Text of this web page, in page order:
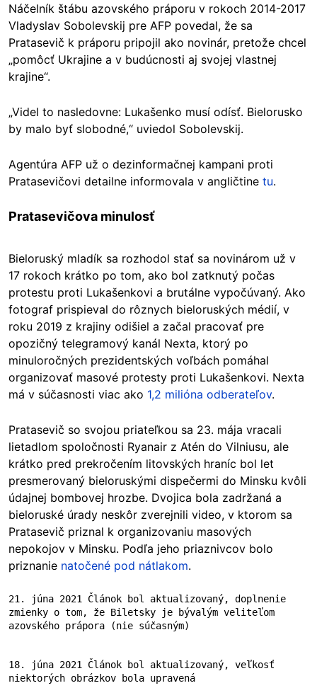
Náčelník štábu azovského práporu v rokoch 2014-2017
Vladyslav Sobolevskij pre AFP povedal, že sa
Pratasevič k práporu pripojil ako novinár, pretože chcel
„pomôcť Ukrajine a v budúcnosti aj svojej vlastnej
krajine“.
„Videl to nasledovne: Lukašenko musí odísť. Bielorusko
by malo byť slobodné,“ uviedol Sobolevskij.
Agentúra AFP už o dezinformačnej kampani proti
Pratasevičovi detailne informovala v angličtine tu.
Pratasevičova minulosť
Bieloruský mladík sa rozhodol stať sa novinárom už v
17 rokoch krátko po tom, ako bol zatknutý počas
protestu proti Lukašenkovi a brutálne vypočúvaný. Ako
fotograf prispieval do rôznych bieloruských médií, v
roku 2019 z krajiny odišiel a začal pracovať pre
opozičný telegramový kanál Nexta, ktorý po
minuloročných prezidentských voľbách pomáhal
organizovať masové protesty proti Lukašenkovi. Nexta
má v súčasnosti viac ako 1,2 milióna odberateľov.
Pratasevič so svojou priateľkou sa 23. mája vracali
lietadlom spoločnosti Ryanair z Atén do Vilniusu, ale
krátko pred prekročením litovských hraníc bol let
presmerovaný bieloruskými dispečermi do Minsku kvôli
údajnej bombovej hrozbe. Dvojica bola zadržaná a
bieloruské úrady neskôr zverejnili video, v ktorom sa
Pratasevič priznal k organizovaniu masových
nepokojov v Minsku. Podľa jeho priaznivcov bolo
priznanie natočené pod nátlakom.
21. júna 2021 Článok bol aktualizovaný, doplnenie
zmienky o tom, že Biletsky je bývalým veliteľom
azovského prápora (nie súčasným)
18. júna 2021 Článok bol aktualizovaný, veľkosť
niektorých obrázkov bola upravená